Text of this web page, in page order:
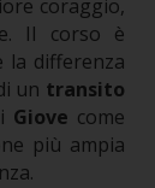
coraggio,
Il corso è
la differenza
un transito
Giove come
più ampia